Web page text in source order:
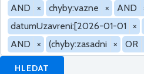
AND
× chyby:vazne × AND
datumUzavreni:[2026-01-01 ×
AND
× (chyby:zasadni × OR
HLEDAT